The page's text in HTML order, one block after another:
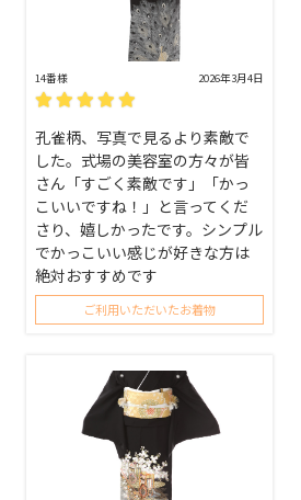
14番様 2026年3月4日
孔雀柄、写真で見るより素敵で
した。式場の美容室の方々が皆
さん「すごく素敵です」「かっ
こいいですね！」と言ってくだ
さり、嬉しかったです。シンプル
でかっこいい感じが好きな方は
絶対おすすめです
ご利用いただいたお着物